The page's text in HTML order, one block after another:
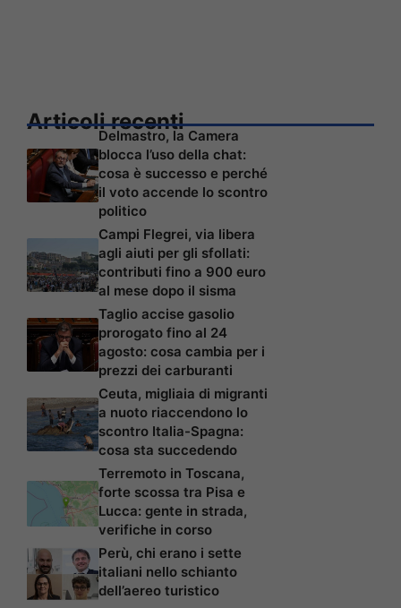
Articoli recenti
Delmastro, la Camera
blocca l’uso della chat:
cosa è successo e perché
il voto accende lo scontro
politico
Campi Flegrei, via libera
agli aiuti per gli sfollati:
contributi fino a 900 euro
al mese dopo il sisma
Taglio accise gasolio
prorogato fino al 24
agosto: cosa cambia per i
prezzi dei carburanti
Ceuta, migliaia di migranti
a nuoto riaccendono lo
scontro Italia-Spagna:
cosa sta succedendo
Terremoto in Toscana,
forte scossa tra Pisa e
Lucca: gente in strada,
verifiche in corso
Perù, chi erano i sette
italiani nello schianto
dell’aereo turistico